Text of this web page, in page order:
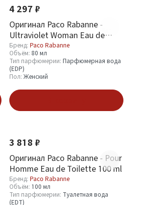
4 297 ₽
Оригинал Paco Rabanne -
Ultraviolet Woman Eau de
Parfum 80 ml
Бренд: Paco Rabanne
Объём: 80 мл
Тип парфюмерии: Парфюмерная вода
(EDP)
Пол: Женский
3 818 ₽
Оригинал Paco Rabanne - Pour
Homme Eau de Toilette 100 ml
Бренд: Paco Rabanne
Объём: 100 мл
Тип парфюмерии: Туалетная вода
(EDT)